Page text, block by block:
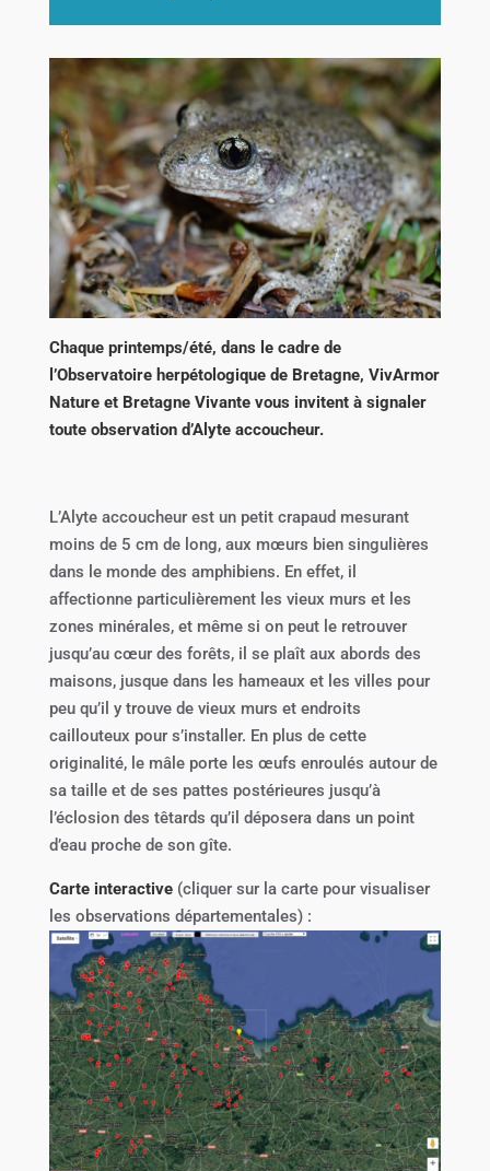
Chaque printemps/été, dans le cadre de
l’Observatoire herpétologique de Bretagne, VivArmor
Nature et Bretagne Vivante vous invitent à signaler
toute observation d’Alyte accoucheur.
L’Alyte accoucheur est un petit crapaud mesurant
moins de 5 cm de long, aux mœurs bien singulières
dans le monde des amphibiens. En effet, il
affectionne particulièrement les vieux murs et les
zones minérales, et même si on peut le retrouver
jusqu’au cœur des forêts, il se plaît aux abords des
maisons, jusque dans les hameaux et les villes pour
peu qu’il y trouve de vieux murs et endroits
caillouteux pour s’installer. En plus de cette
originalité, le mâle porte les œufs enroulés autour de
sa taille et de ses pattes postérieures jusqu’à
l’éclosion des têtards qu’il déposera dans un point
d’eau proche de son gîte.
Carte interactive(cliquer sur la carte pour visualiser
les observations départementales) :